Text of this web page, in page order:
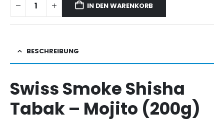
IN DEN WARENKORB
BESCHREIBUNG
Swiss Smoke Shisha
Tabak – Mojito (200g)